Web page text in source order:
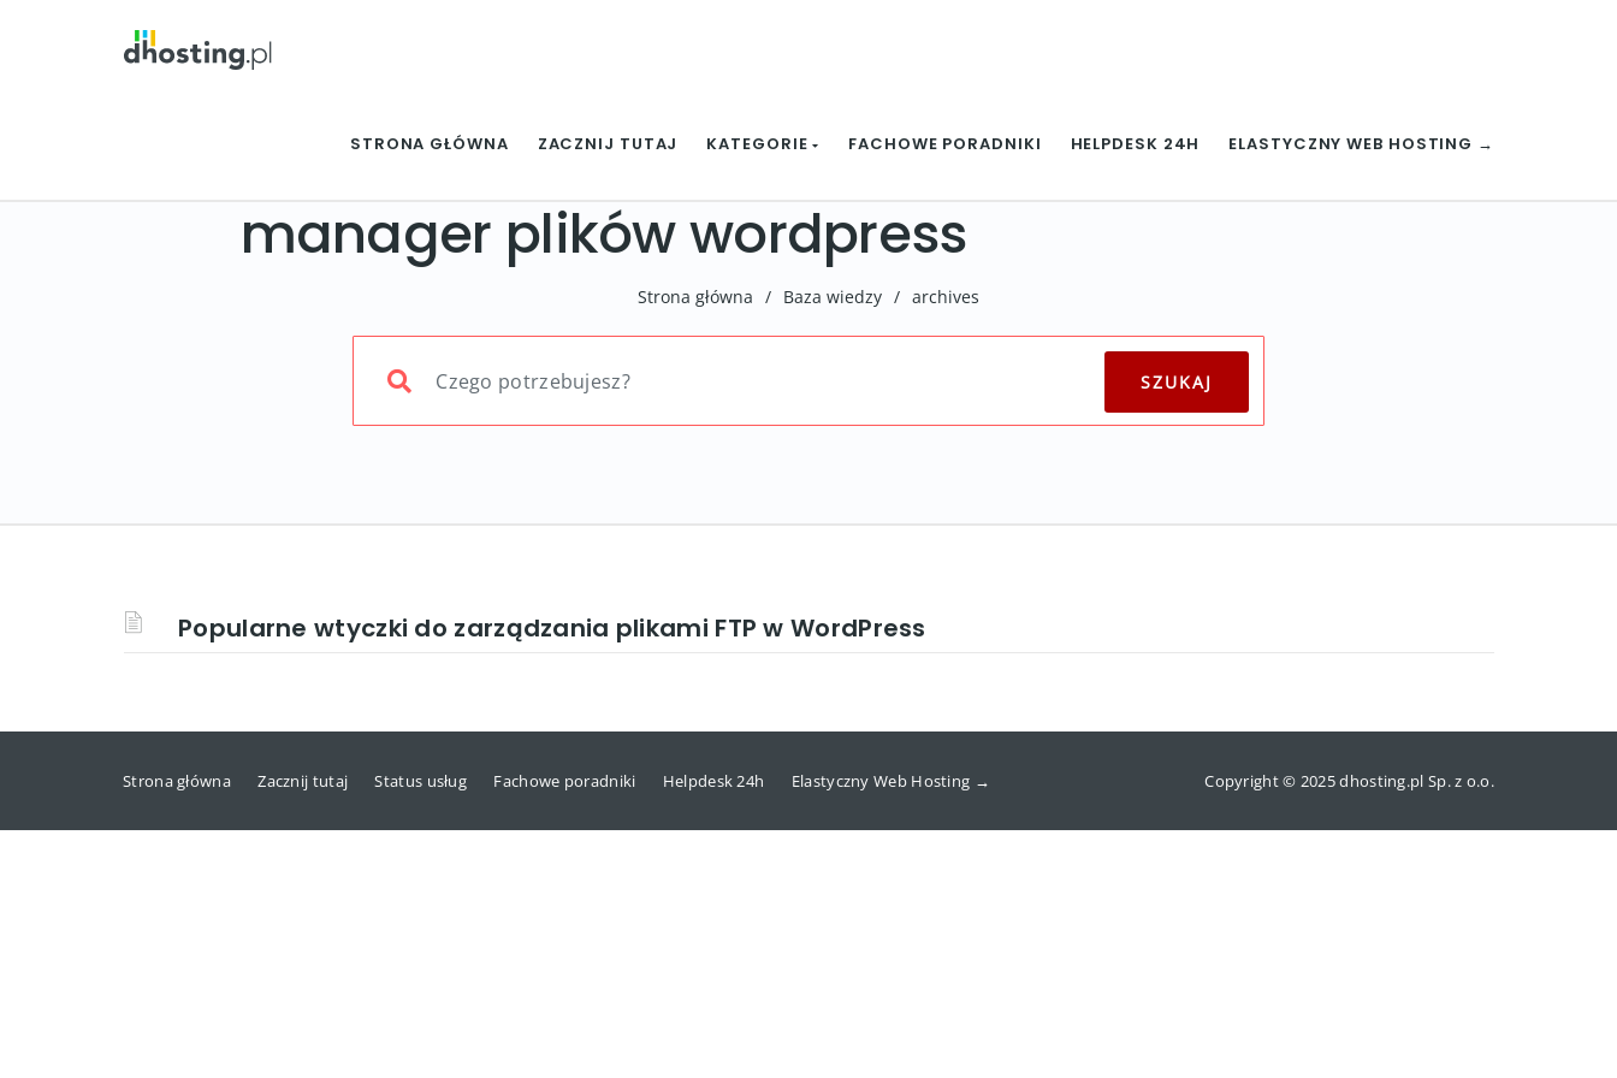
STRONA GŁÓWNA ZACZNIJ TUTAJ KATEGORIE FACHOWE PORADNIKI HELPDESK 24H ELASTYCZNY WEB HOSTING →
manager plików wordpress
Strona główna / Baza wiedzy / archives
Popularne wtyczki do zarządzania plikami FTP w WordPress
Strona główna Zacznij tutaj Status usług Fachowe poradniki Helpdesk 24h Elastyczny Web Hosting → Copyright © 2025 dhosting.pl Sp. z o.o.